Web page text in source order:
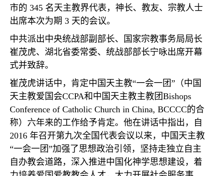
市的 345 名天主教界代表，神长、教友、宗教人士
出席本次为期 3 天的会议。
中共派出中央统战部副部长、国家宗教事务局局长
崔茂虎、湖北省委常委、统战部部长宁咏出席开幕
式并致辞。
崔茂虎讲话中，肯定中国天主教“一会一团” （中国
天主教爱国会CCPA和中国天主教主教团Bishops
Conference of Catholic Church in China, BCCCC的合
称）六年来的工作给予肯定。他在讲话中指出，自
2016 年召开第九次全国代表会议以来，中国天主教
“一会一团”加强了思想政治引领，坚持走独立自主
自办教会道路，深入推进中国化神学思想建设，着